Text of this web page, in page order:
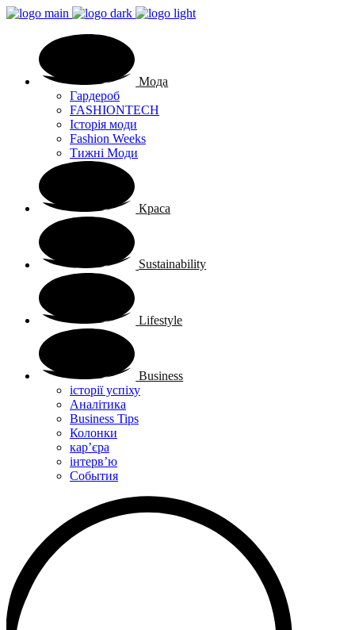
Мода
Гардероб
FASHIONTECH
Історія моди
Fashion Weeks
Тижні Моди
Краса
Sustainability
Lifestyle
Business
історії успіху
Аналітика
Business Tips
Колонки
кар’єра
інтерв’ю
Cобытия